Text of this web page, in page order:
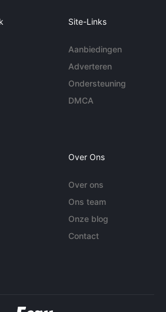
Site-Links
Aanbiedingen
Adverteren
Ondersteuning
DMCA
Over Ons
Over ons
Ons team
Onze blog
Contact